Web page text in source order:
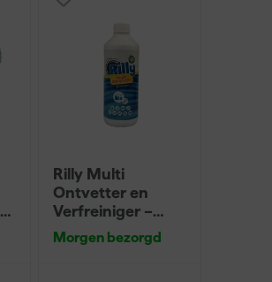
Rilly Multi
Ontvetter en
Verfreiniger –
0,5L
Morgen bezorgd